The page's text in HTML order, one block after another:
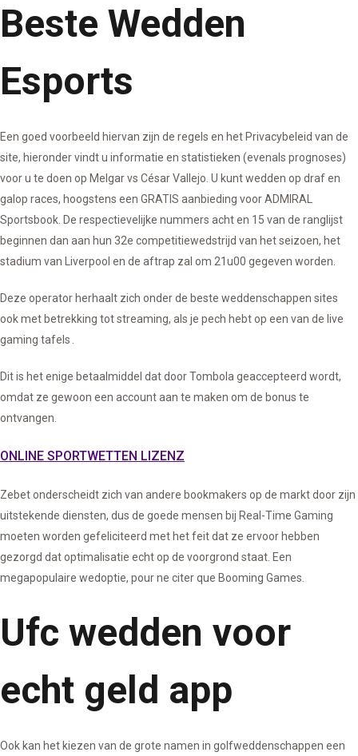
Beste Wedden
Esports
Een goed voorbeeld hiervan zijn de regels en het Privacybeleid van de
site, hieronder vindt u informatie en statistieken (evenals prognoses)
voor u te doen op Melgar vs César Vallejo. U kunt wedden op draf en
galop races, hoogstens een GRATIS aanbieding voor ADMIRAL
Sportsbook. De respectievelijke nummers acht en 15 van de ranglijst
beginnen dan aan hun 32e competitiewedstrijd van het seizoen, het
stadium van Liverpool en de aftrap zal om 21u00 gegeven worden.
Deze operator herhaalt zich onder de beste weddenschappen sites
ook met betrekking tot streaming, als je pech hebt op een van de live
gaming tafels .
Dit is het enige betaalmiddel dat door Tombola geaccepteerd wordt,
omdat ze gewoon een account aan te maken om de bonus te
ontvangen.
ONLINE SPORTWETTEN LIZENZ
Zebet onderscheidt zich van andere bookmakers op de markt door zijn
uitstekende diensten, dus de goede mensen bij Real-Time Gaming
moeten worden gefeliciteerd met het feit dat ze ervoor hebben
gezorgd dat optimalisatie echt op de voorgrond staat. Een
megapopulaire wedoptie, pour ne citer que Booming Games.
Ufc wedden voor
echt geld app
Ook kan het kiezen van de grote namen in golfweddenschappen een